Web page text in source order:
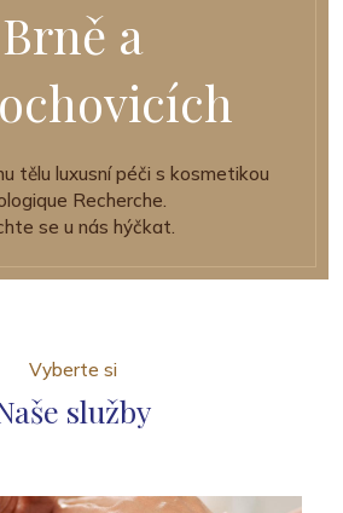
Brně a
tělu luxusní péči s kosmetikou
Recherche.
se u nás hýčkat.
Vyberte si
služby